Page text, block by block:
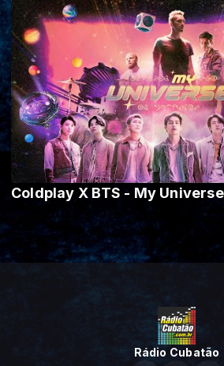
Coldplay X BTS - My
Rádio Cubatão